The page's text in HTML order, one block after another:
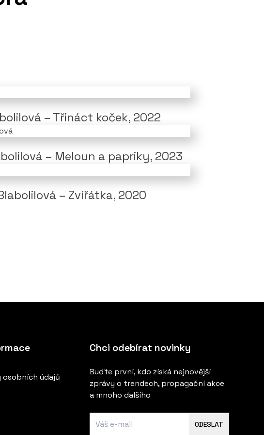
– Třináct koček, 2022
– Meloun a papriky, 2023
– Zvířátka, 2020
osobních údajů
Chci odebírat novinky
Buďte první, kdo získá nejnovější
zprávy o trendech, propagační akce
a mnoho dalšího
ODESLAT